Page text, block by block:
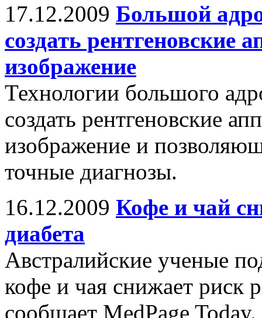
17.12.2009 Большой
создать рентгеновские
изображение
Технологии большого
создать рентгеновские
изображение и
точные диагнозы.
16.12.2009 Кофе и чай
диабета
Австралийские ученые
кофе и чая снижает риск
сообщает MedPage